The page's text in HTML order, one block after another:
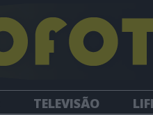
TELEVISÃO